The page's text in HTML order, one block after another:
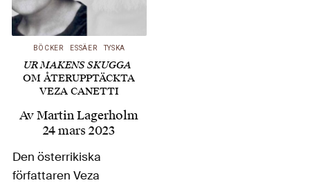
BÖCKER ESSÄER TYSKA
UR MAKENS SKUGGA
OM ÅTERUPPTÄCKTA
VEZA CANETTI
AvMartin Lagerholm
24 mars 2023
Den österrikiska
författaren Veza